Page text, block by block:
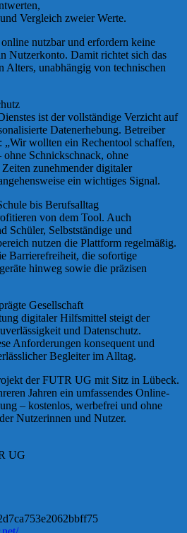
Vergleich zweier Werte.
nutzbar und erfordern keine
Nutzerkonto. Damit richtet sich das
Alters, unabhängig von technischen
ist der vollständige Verzicht auf
Datenerhebung. Betreiber
„Wir wollten ein Rechentool schaffen,
Schnickschnack, ohne
zunehmender digitaler
ein wichtiges Signal.
bis Berufsalltag
von dem Tool. Auch
Schüler, Selbstständige und
nutzen die Plattform regelmäßig.
Barrierefreiheit, die sofortige
hinweg sowie die präzisen
Gesellschaft
digitaler Hilfsmittel steigt der
und Datenschutz.
Anforderungen konsequent und
Begleiter im Alltag.
der FUTR UG mit Sitz in Lübeck.
Jahren ein umfassendes Online-
– kostenlos, werbefrei und ohne
Nutzerinnen und Nutzer.
UG